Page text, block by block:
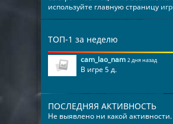
используйте главную страницу
ТОП-1 за неделю
cam_lao_nam 2 дня назад
В игре 5 д.
ПОСЛЕДНЯЯ АКТИВНОСТЬ
Не выявлено ни какой активности.